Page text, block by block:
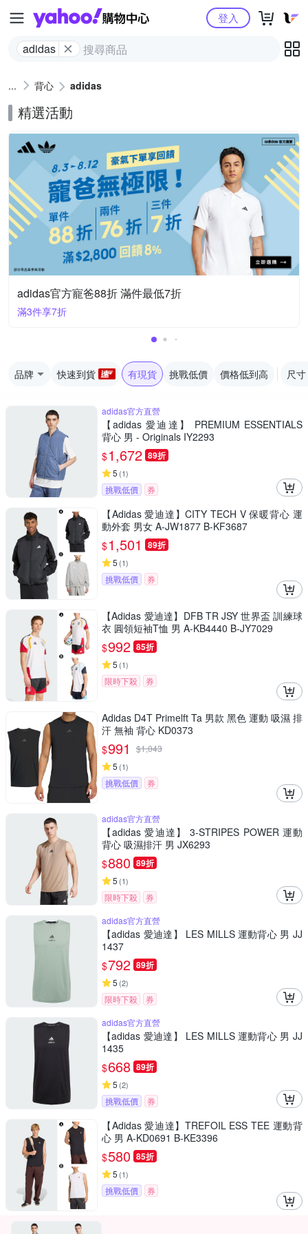
Yahoo購物中心
adidas
登入
背心 adidas
精選活動
adidas官方寵爸88折 滿件最低7折
滿3件享7折
品牌 快速到貨 有現貨 挑戰低價 價格低到高 尺寸
adidas官方直營
【adidas 愛迪達】 PREMIUM ESSENTIALS
背心 男 - Originals IY2293
$1,672 89折
5 (1)
挑戰低價 券
【Adidas 愛迪達】CITY TECH V 保暖背心 運
動外套 男女 A-JW1877 B-KF3687
$1,501 89折
5 (1)
挑戰低價 券
【Adidas 愛迪達】DFB TR JSY 世界盃 訓練球
衣 圓領短袖T恤 男 A-KB4440 B-JY7029
$992 85折
5 (1)
限時下殺 券
Adidas D4T Primelft Ta 男款 黑色 運動 吸濕 排
汗 無袖 背心 KD0373
$991 $1,043
5 (1)
挑戰低價 券
adidas官方直營
【adidas 愛迪達】 3-STRIPES POWER 運動
背心 吸濕排汗 男 JX6293
$880 89折
5 (1)
限時下殺
券
adidas官方直營
【adidas 愛迪達】 LES MILLS 運動背心 男 JJ
1437
$792 89折
5 (2)
限時下殺
券
adidas官方直營
【adidas 愛迪達】 LES MILLS 運動背心 男 JJ
1435
$668 89折
5 (2)
挑戰低價 券
【Adidas 愛迪達】TREFOIL ESS TEE 運動背
心 男 A-KD0691 B-KE3396
$580 85折
5 (1)
挑戰低價 券